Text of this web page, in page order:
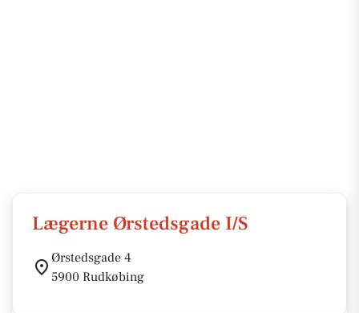
Lægerne Ørstedsgade I/S
Ørstedsgade 4
5900 Rudkøbing